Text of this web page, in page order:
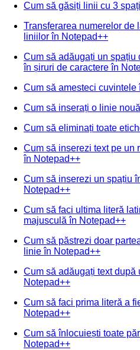
Cum să găsiți linii cu 3
Transferarea numerelor de
liniilor în Notepad++
Cum să adăugați un spațiu
în șiruri de caractere în
Cum să amesteci
Cum să inserați o linie
Cum să eliminați toate
Cum să inserezi text pe un
în Notepad++
Cum să inserezi un spațiu
Notepad++
Cum să faci ultima literă
majusculă în Notepad++
Cum să păstrezi doar
linie în Notepad++
Cum să adăugați text după
Notepad++
Cum să faci prima literă a
Notepad++
Cum să înlocuiești toate
Notepad++